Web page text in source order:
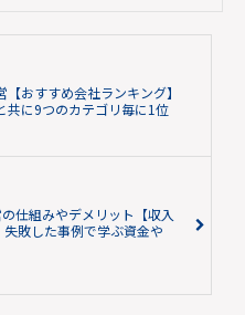
【おすすめ会社ランキング】
共に9つのカテゴリ毎に1位
仕組みやデメリット【収入
敗した事例で学ぶ資金や